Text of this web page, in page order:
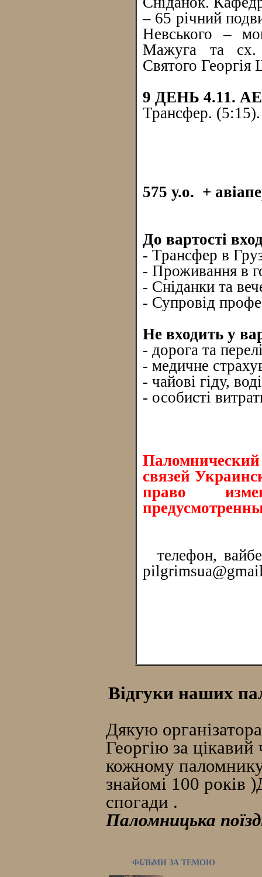
– 65 річний
Невського –
Мажуга та сх.
Святого Георгія
9 ДЕНЬ 4.11.
Трансфер. (5:15).
575 у.о. +
До вартості
- Трансфер в
- Проживання в
- Сніданки та
- Супровід
Не входить у
- дорога та
- медичне
- чайові гіду,
- особисті
связей
право
телефон,
Відгуки наших
Дякую
Георгію за цікавий
кожному
знайомі 100 років
спогади .
Паломницька
ФІЛЬМИ ЗА ТЕМОЮ